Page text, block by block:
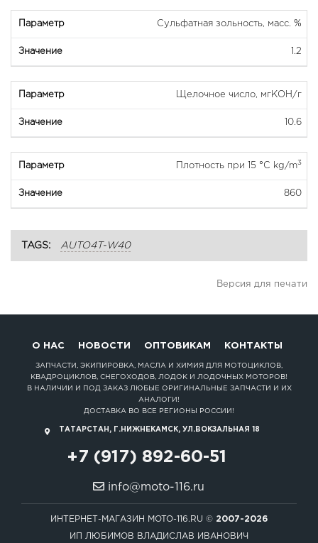
Сульфатная зольность, масс. %
1.2
Щелочное число, мгКОН/г
10.6
Плотность при 15 °C kg/m3
860
TAGS: AUTO4T-W40
Версия для печати
О НАС НОВОСТИ ОПТОВИКАМ КОНТАКТЫ
ЗАПЧАСТИ, ЭКИПИРОВКА, МАСЛА И ХИМИЯ ДЛЯ МОТОЦИКЛОВ,
КВАДРОЦИКЛОВ, СНЕГОХОДОВ, ЛОДОК И ЛОДОЧНЫХ МОТОРОВ!
В НАЛИЧИИ И ПОД ЗАКАЗ ЛЮБЫЕ ОРИГИНАЛЬНЫЕ ЗАПЧАСТИ И ИХ
АНАЛОГИ!
ДОСТАВКА ВО ВСЕ РЕГИОНЫ РОССИИ!
ТАТАРСТАН, Г.НИЖНЕКАМСК, УЛ.ВОКЗАЛЬНАЯ 18
+7 (917) 892-60-51
info@moto-116.ru
ИНТЕРНЕТ-МАГАЗИН MOTO-116.RU © 2007-2026
ИП ЛЮБИМОВ ВЛАДИСЛАВ ИВАНОВИЧ